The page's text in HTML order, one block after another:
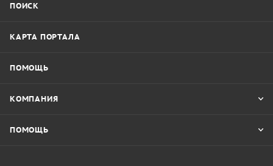
ПОИСК
КАРТА ПОРТАЛА
ПОМОЩЬ
КОМПАНИЯ
ПОМОЩЬ